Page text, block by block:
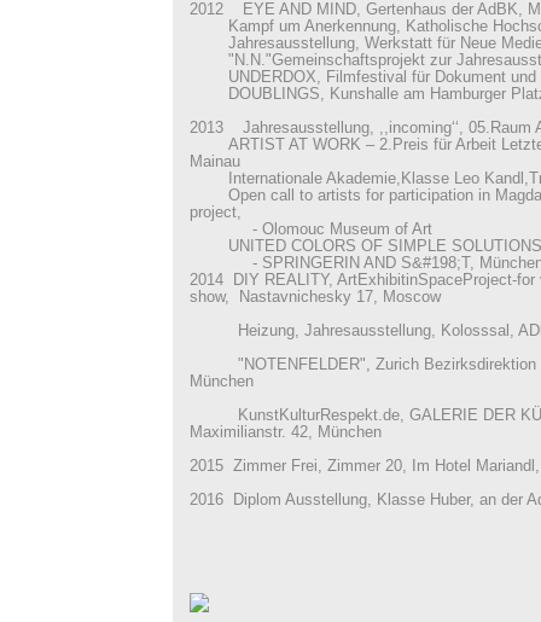
2012 EYE AND MIND, Gertenhaus der AdBK,
Kampf um Anerkennung, Katholische
Jahresausstellung, Werkstatt für Neue
"N.N."Gemeinschaftsprojekt zur
UNDERDOX, Filmfestival für Dokument und
DOUBLINGS, Kunshalle am Hamburger
2013 Jahresausstellung, ,,incoming‘‘, 05.Raum
ARTIST AT WORK – 2.Preis für Arbeit
Mainau
Internationale Akademie,Klasse Leo
Open call to artists for participation in
project,
- Olomouc Museum of Art
UNITED COLORS OF SIMPLE
- SPRINGERIN AND S&#198;T,
2014 DIY REALITY, ArtExhibitinSpaceProject-for
show, Nastavnichesky 17, Moscow
Heizung, Jahresausstellung, Kolosssal,
"NOTENFELDER", Zurich Bezirksdirektion
München
KunstKulturRespekt.de, GALERIE DER
Maximilianstr. 42, München
2015 Zimmer Frei, Zimmer 20, Im Hotel
2016 Diplom Ausstellung, Klasse Huber, an der